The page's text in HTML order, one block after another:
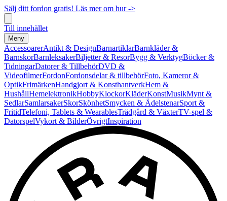
Sälj ditt fordon gratis! Läs mer om hur ->
Till innehållet
Meny
AccessoarerAntikt & DesignBarnartiklarBarnkläder &
BarnskorBarnleksakerBiljetter & ResorBygg & VerktygBöcker &
TidningarDatorer & TillbehörDVD &
VideofilmerFordonFordonsdelar & tillbehörFoto, Kameror &
OptikFrimärkenHandgjort & KonsthantverkHem &
HushållHemelektronikHobbyKlockorKläderKonstMusikMynt &
SedlarSamlarsakerSkorSkönhetSmycken & ÄdelstenarSport &
FritidTelefoni, Tablets & WearablesTrädgård & VäxterTV-spel &
DatorspelVykort & BilderÖvrigtInspiration